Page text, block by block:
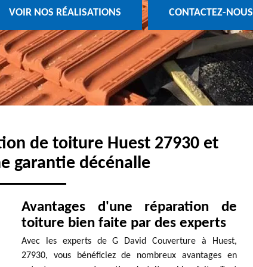
VOIR NOS RÉALISATIONS CONTACTEZ-NOUS
de toiture Huest 27930 et
garantie décénalle
Avantages d'une réparation de
toiture bien faite par des experts
Avec les experts de G David Couverture à Huest,
27930, vous bénéficiez de nombreux avantages en